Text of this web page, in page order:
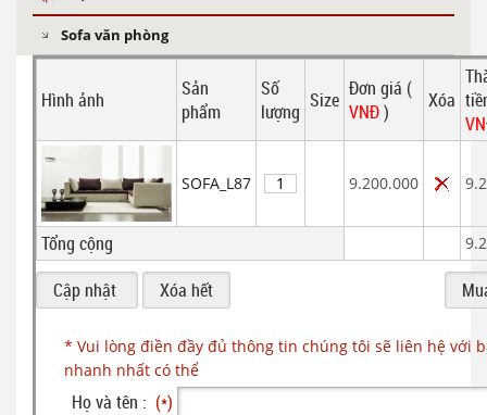
Sofa văn phòng
Hình ảnh
Sản
phẩm
Số
lượng Size Đơn giá (
VNĐ) Xóa
SOFA_L87 9.200.000
Tổng cộng
* Vui lòng điền đầy đủ thông tin chúng tôi sẽ liên hệ với
nhanh nhất có thể
Họ và tên : (*)